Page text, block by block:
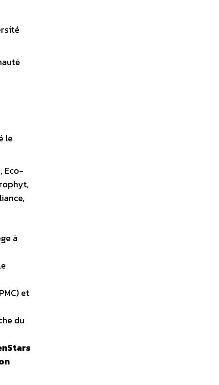
le
Eco-
à
et
du